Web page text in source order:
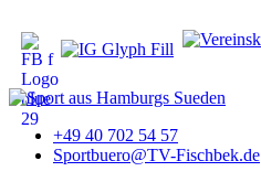
+49 40 702 54 57
Sportbuero@TV-Fischbek.de